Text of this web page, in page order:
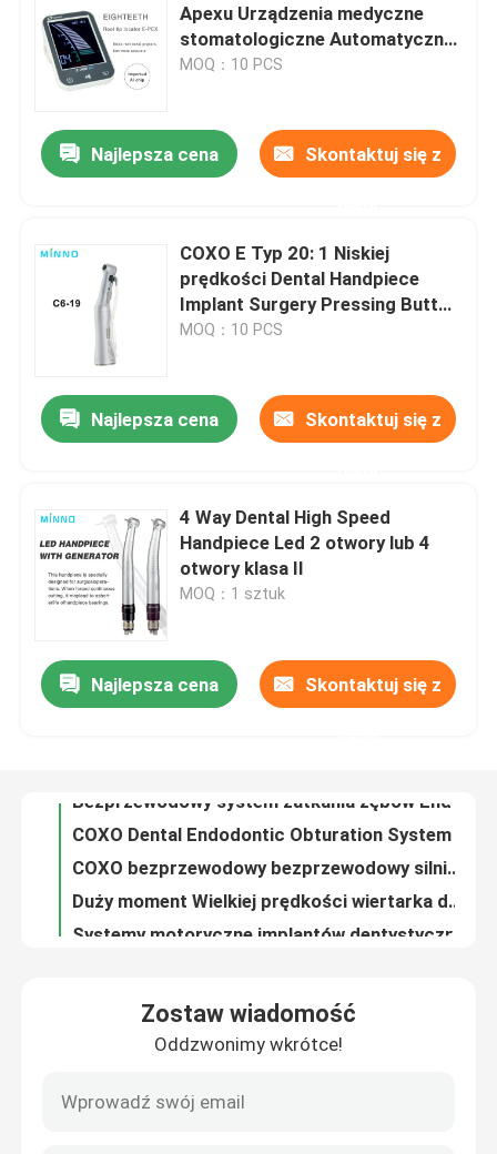
Dom
Produkty
Skontaktuj się z nami
Poprosić o wycenę
Urządzenia medyczne stomatologiczne
Apexu Urządzenia medyczne
stomatologiczne Automatyczna
kalibracja
MOQ：10 PCS
Najlepsza cena Skontaktuj się z
COXO E Typ 20: 1 Niskiej
prędkości Dental Handpiece
Implant Surgery Pressing Button
Reduction
MOQ：10 PCS
Najlepsza cena Skontaktuj się z
4 Way Dental High Speed
Handpiece Led 2 otwory lub 4
otwory klasa II
MOQ：1 sztuk
Najlepsza cena Skontaktuj się z Bezprzewodowy system zatkania zębów Endo Pen 3.7V 2600mAH
Zostaw wiadomość
Oddzwonimy wkrótce!